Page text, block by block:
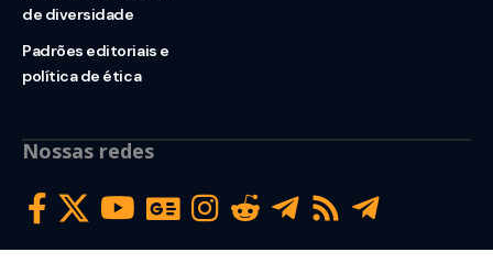
de diversidade
Padrões editoriais e
política de ética
Nossas redes